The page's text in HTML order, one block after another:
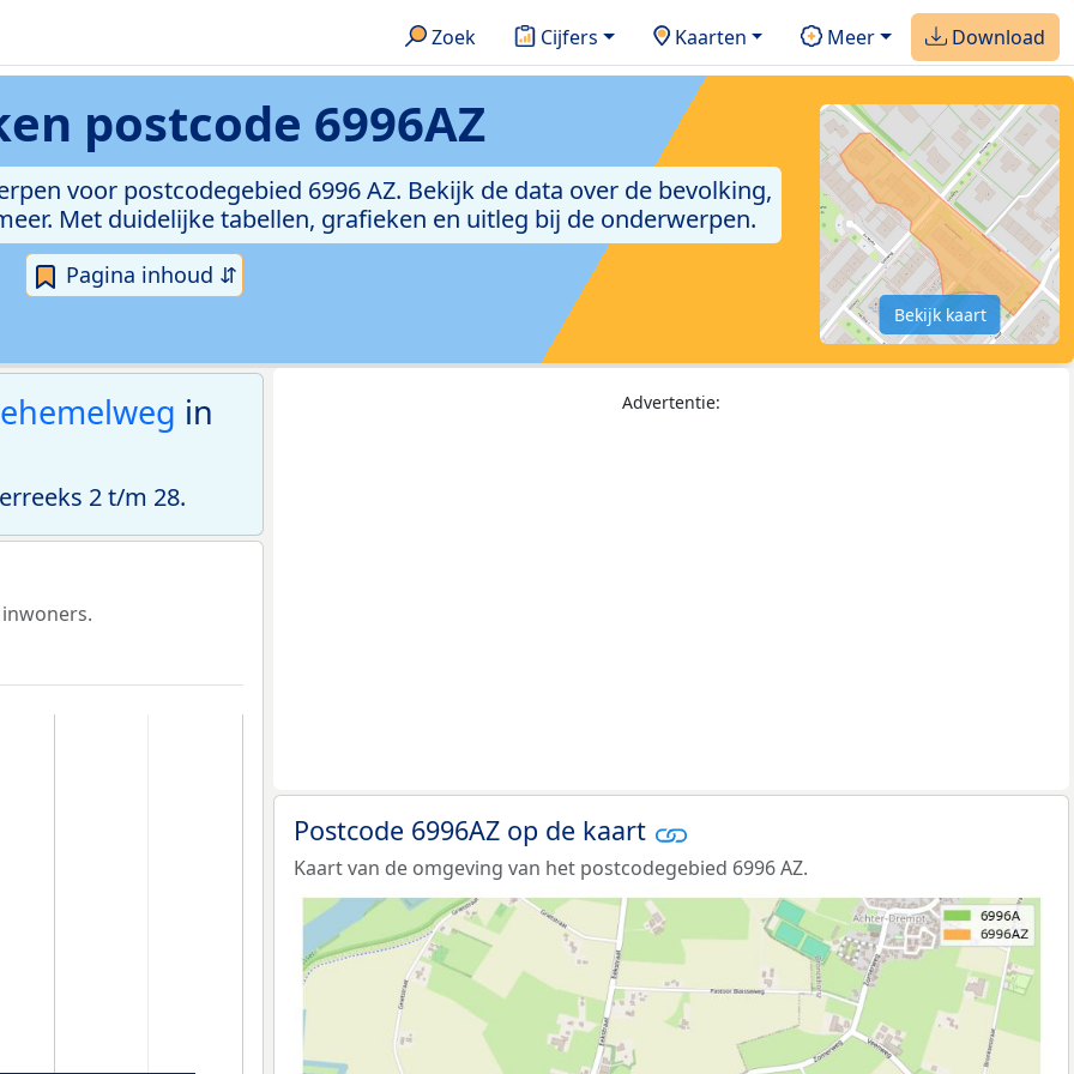
Zoek Cijfers Kaarten Meer Download
postcode 6996AZ
voor postcodegebied 6996 AZ. Bekijk de data over de bevolking,
Met duidelijke tabellen, grafieken en uitleg bij de onderwerpen.
Pagina inhoud ⇵
Bekijk kaart
in
2 t/m 28.
Advertentie:
Postcode 6996AZ op de kaart
Kaart van de omgeving van het postcodegebied 6996 AZ.